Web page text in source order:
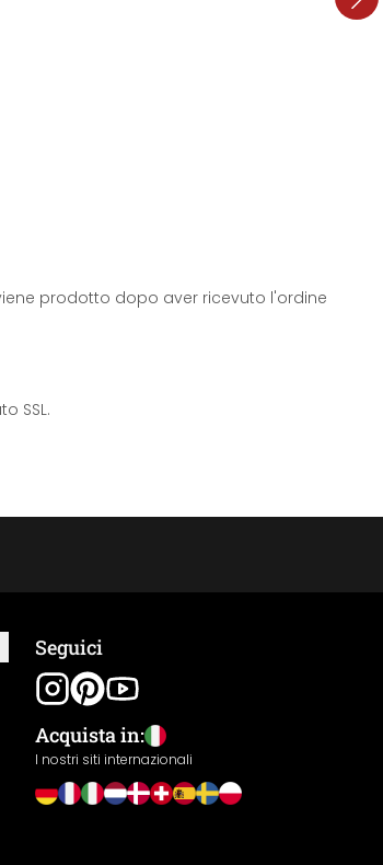
prodotto dopo aver ricevuto l'ordine
SSL.
Seguici
Acquista in:
I nostri siti internazionali